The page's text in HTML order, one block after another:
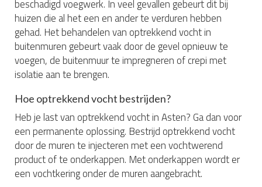
beschadigd voegwerk. In veel gevallen gebeurt dit bij
huizen die al het een en ander te verduren hebben
gehad. Het behandelen van optrekkend vocht in
buitenmuren gebeurt vaak door de gevel opnieuw te
voegen, de buitenmuur te impregneren of crepi met
isolatie aan te brengen.
Hoe optrekkend vocht bestrijden?
Heb je last van optrekkend vocht in Asten? Ga dan voor
een permanente oplossing. Bestrijd optrekkend vocht
door de muren te injecteren met een vochtwerend
product of te onderkappen. Met onderkappen wordt er
een vochtkering onder de muren aangebracht.